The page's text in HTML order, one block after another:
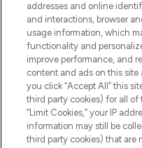
Do Not Sell
AIDE ET
addresses and online
and interactions, browser
usage information, which
functionality and
improve performance, and
content and ads on this site
you click “Accept All” this
third party cookies) for all of
“Limit Cookies,” your IP
information may still be
third party cookies) that are